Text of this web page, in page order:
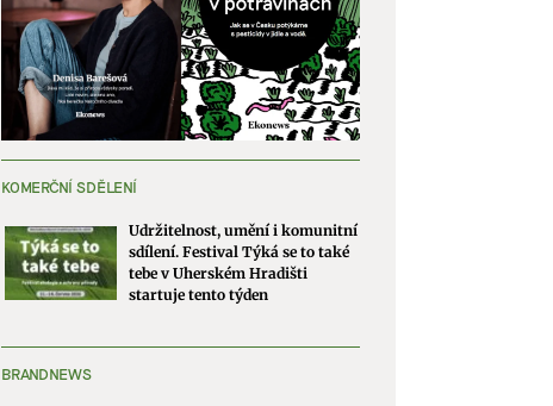
KOMERČNÍ SDĚLENÍ
Udržitelnost, umění i komunitní
sdílení. Festival Týká se to také
tebe v Uherském Hradišti
startuje tento týden
BRANDNEWS